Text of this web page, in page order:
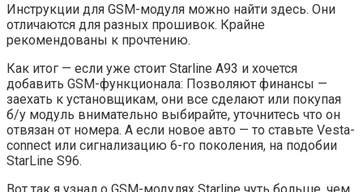
Инструкции для GSM-модуля можно найти здесь. Они
отличаются для разных прошивок. Крайне
рекомендованы к прочтению.
Как итог — если уже стоит Starline A93 и хочется
добавить GSM-функционала: Позволяют финансы —
заехать к установщикам, они все сделают или покупая
б/у модуль внимательно выбирайте, уточнитесь что он
отвязан от номера. А если новое авто — то ставьте Vesta-
connect или сигнализацию 6-го поколения, на подобии
StarLine S96.
Вот так я узнал о GSM-модулях Starline чуть больше, чем